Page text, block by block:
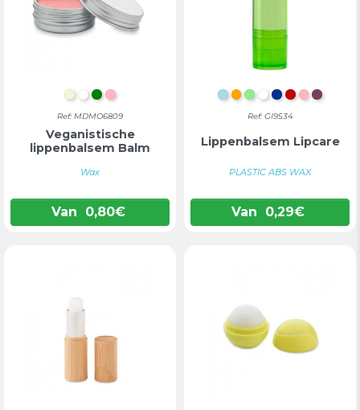
BEIGE
WITGROEN
ROZE
Ref: MDMO6809
Veganistische
lippenbalsem Balm
Wax
Van 0,80€
LICHTBLAUW
ORANJE
LICHTGROEN
WITBLAUW
ROOD
ROZEPAARS
Ref: GI9534
Lippenbalsem Lipcare
PLASTIC ABS WAX
Van 0,29€